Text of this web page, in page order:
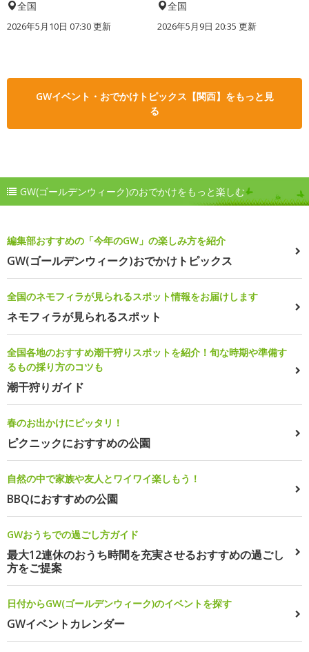
全国
2026年5月10日 07:30 更新
全国
2026年5月9日 20:35 更新
GWイベント・おでかけトピックス【関西】をもっと見
る
GW(ゴールデンウィーク)のおでかけをもっと楽しむ
編集部おすすめの「今年のGW」の楽しみ方を紹介
GW(ゴールデンウィーク)おでかけトピックス
全国のネモフィラが見られるスポット情報をお届けします
ネモフィラが見られるスポット
全国各地のおすすめ潮干狩りスポットを紹介！旬な時期や準備す
るもの採り方のコツも
潮干狩りガイド
春のお出かけにピッタリ！
ピクニックにおすすめの公園
自然の中で家族や友人とワイワイ楽しもう！
BBQにおすすめの公園
GWおうちでの過ごし方ガイド
最大12連休のおうち時間を充実させるおすすめの過ごし
方をご提案
日付からGW(ゴールデンウィーク)のイベントを探す
GWイベントカレンダー